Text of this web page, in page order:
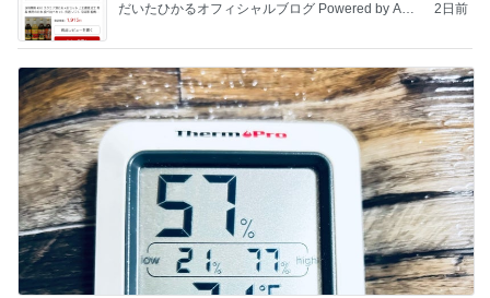
だいたひかるオフィシャルブログ Powered by Ame
2日前